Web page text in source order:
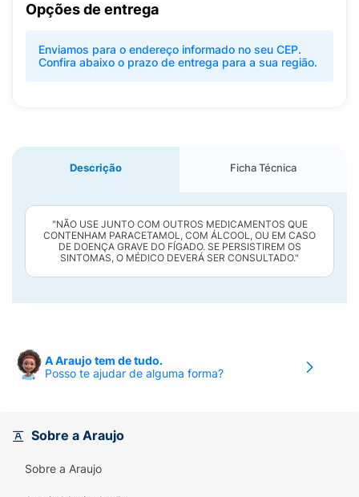
Opções de entrega
Enviamos para o endereço informado no seu CEP.
Confira abaixo o prazo de entrega para a sua região.
Descrição Ficha Técnica
"NÃO USE JUNTO COM OUTROS MEDICAMENTOS QUE
CONTENHAM PARACETAMOL, COM ÁLCOOL, OU EM CASO
DE DOENÇA GRAVE DO FÍGADO. SE PERSISTIREM OS
SINTOMAS, O MÉDICO DEVERÁ SER CONSULTADO."
A Araujo tem de tudo.
Posso te ajudar de alguma forma?
Sobre a Araujo
Sobre a Araujo